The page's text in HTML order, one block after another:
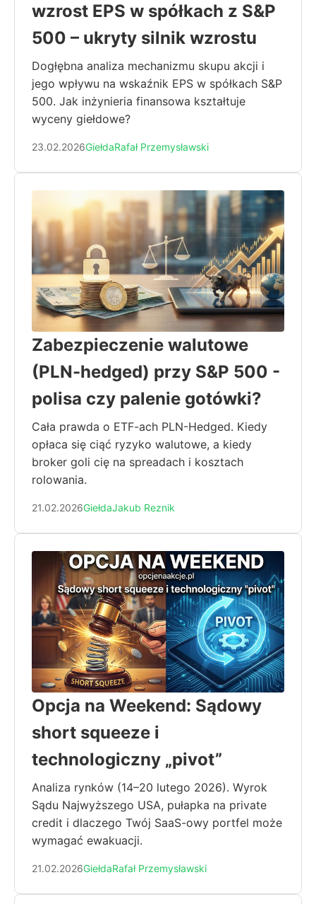
wzrost EPS w spółkach z S&P
500 – ukryty silnik wzrostu
Dogłębna analiza mechanizmu skupu akcji i
jego wpływu na wskaźnik EPS w spółkach S&P
500. Jak inżynieria finansowa kształtuje
wyceny giełdowe?
23.02.2026GiełdaRafał Przemysławski
Zabezpieczenie walutowe
(PLN-hedged) przy S&P 500 -
polisa czy palenie gotówki?
Cała prawda o ETF-ach PLN-Hedged. Kiedy
opłaca się ciąć ryzyko walutowe, a kiedy
broker goli cię na spreadach i kosztach
rolowania.
21.02.2026GiełdaJakub Reznik
Opcja na Weekend: Sądowy
short squeeze i
technologiczny „pivot”
Analiza rynków (14–20 lutego 2026). Wyrok
Sądu Najwyższego USA, pułapka na private
credit i dlaczego Twój SaaS-owy portfel może
wymagać ewakuacji.
21.02.2026GiełdaRafał Przemysławski